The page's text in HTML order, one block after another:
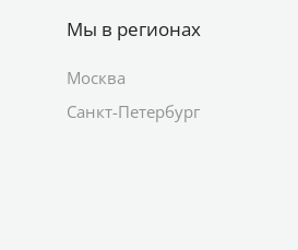
Мы в регионах
Москва
Санкт-Петербург